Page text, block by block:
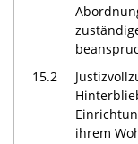
15.2
ihrem